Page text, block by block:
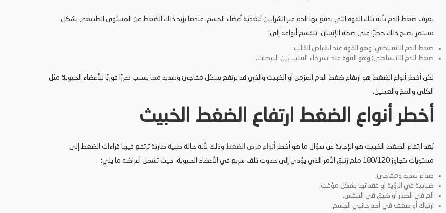
يعرف ضغط الدم بأنه تلك القوة التي يدفع بها الدم عبر الشرايين لتغذية أعضاء الجسم، عندما يزيد ذلك الضغط عن المستوى الطبيعي بشكل
مستمر يصبح ذلك خطرًا على صحة الإنسان، تنقسم أنواعه إلى:
ضغط الدم الانقباضي: وهو القوة عند انقباض القلب.
ضغط الدم الانبساطي: وهو القوة عند استرخاء القلب بين النبضات.
لكن أخطر أنواع الضغط هو ارتفاع ضغط الدم المزمن أو الخبيث والذي قد يرتفع بشكل مفاجئ وشديد مما يسبب ضررًا فوريًا للأعضاء الحيوية مثل
الكلى والمخ والعينين.
أخطر أنواع الضغط ارتفاع الضغط الخبيث
يٌعد ارتفاع الضغط الخبيث هو الإجابة عن سؤال ما هو أخطر أنواع مرض الضغط وذلك لأنه حالة طبية طارئة ترتفع فيها قراءات الضغط إلى
مستويات تتجاوز 180/120 ملم زئبق الأمر الذي يؤدي إلى حدوث تلف سريع في الأعضاء الحيوية، حيث تشمل أعراضه ما يلي:
صداع شديد ومفاجئ.
ضبابية في الرؤية أو فقدانها بشكل مؤقت.
ألم في الصدر أو ضيق في التنفس.
ارتباك أو ضعف في أحد جانبي الجسم.